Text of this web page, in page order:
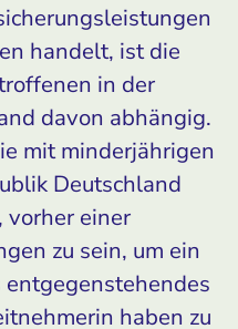
handelt, ist die
in der
davon abhängig.
mit minderjährigen
Deutschland
vorher einer
zu sein, um ein
haben zu